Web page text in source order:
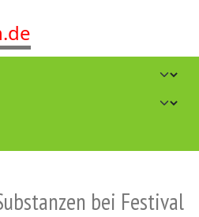
bei Festival